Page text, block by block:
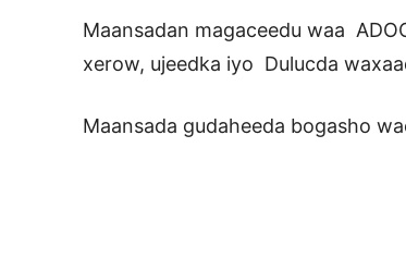
Maansadan magaceedu waa
xerow, ujeedka iyo Dulucda
Maansada gudaheeda bogasho